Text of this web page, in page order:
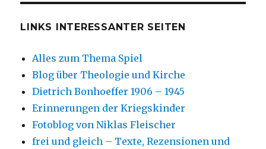
LINKS INTERESSANTER SEITEN
Alles zum Thema Spiel
Blog über Theologie und Kirche
Dietrich Bonhoeffer 1906 – 1945
Erinnerungen der Kriegskinder
Fotoblog von Niklas Fleischer
frei und gleich – Texte, Rezensionen und